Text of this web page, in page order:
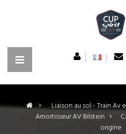
> Liaison au sol - Train Av
Amortisseur AV Bilstein >
origine